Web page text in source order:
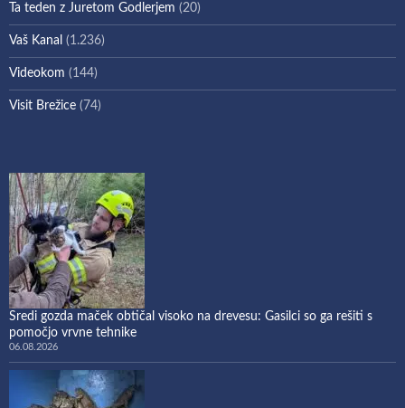
Ta teden z Juretom Godlerjem (20)
Vaš Kanal (1.236)
Videokom (144)
Visit Brežice (74)
Sredi gozda maček obtičal visoko na drevesu: Gasilci so ga rešiti s
pomočjo vrvne tehnike
06.08.2026